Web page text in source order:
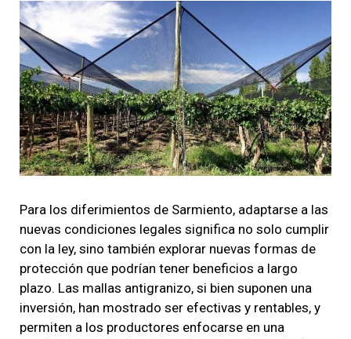
Para los diferimientos de Sarmiento, adaptarse a las
nuevas condiciones legales significa no solo cumplir
con la ley, sino también explorar nuevas formas de
protección que podrían tener beneficios a largo
plazo. Las mallas antigranizo, si bien suponen una
inversión, han mostrado ser efectivas y rentables, y
permiten a los productores enfocarse en una